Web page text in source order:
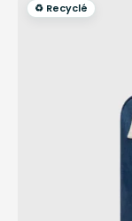
♻️ Recyclé